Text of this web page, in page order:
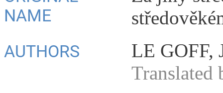
NAME
AUTHORS
LE GOFF,
Translated